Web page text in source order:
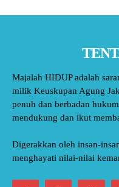
Majalah HIDUP adalah
milik Keuskupan Agung
penuh dan berbadan
mendukung dan ikut
Digerakkan oleh insan-
menghayati nilai-nilai